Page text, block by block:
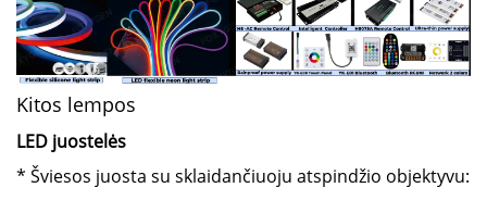
Kitos lempos
LED juostelės
* Šviesos juosta su sklaidančiuoju atspindžio objektyvu: